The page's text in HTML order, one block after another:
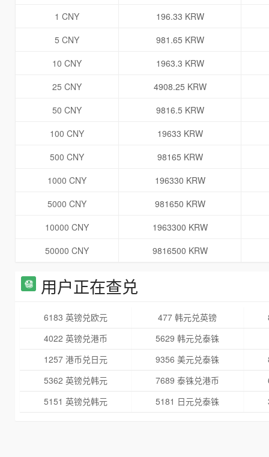
1 CNY
196.33 KRW
5 CNY
981.65 KRW
10 CNY
1963.3 KRW
25 CNY
4908.25 KRW
50 CNY
9816.5 KRW
100 CNY
19633 KRW
500 CNY
98165 KRW
1000 CNY
196330 KRW
5000 CNY
981650 KRW
10000 CNY
1963300 KRW
50000 CNY
9816500 KRW
用户正在查兑
6183 英镑兑欧元 477 韩元兑英镑
4022 英镑兑港币
5629 韩元兑泰铢
1257 港币兑日元
9356 美元兑泰铢
5362 英镑兑韩元
7689 泰铢兑港币
5151 英镑兑韩元
5181 日元兑泰铢